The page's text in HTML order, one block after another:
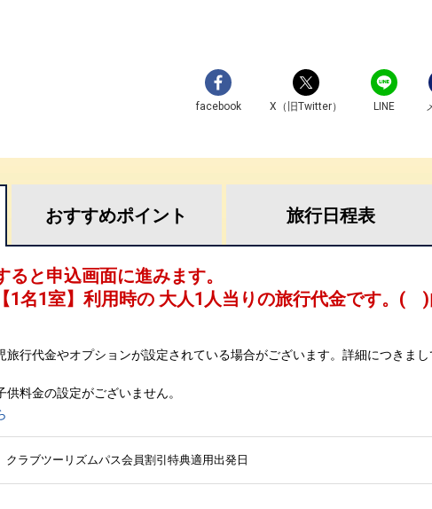
facebook X（旧Twitter） LINE
おすすめポイント 旅行日程表
と申込画面に進みます。
【1名1室】利用時の 大人1人当りの旅行代金です。 ( )
行代金やオプションが設定されている場合がございます。詳細につきまし
料金の設定がございません。
クラブツーリズムパス会員割引特典適用出発日